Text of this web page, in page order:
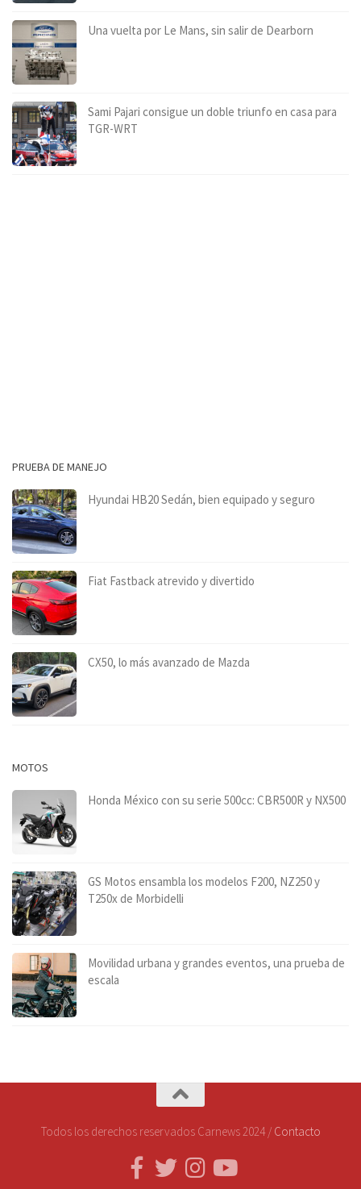
Una vuelta por Le Mans, sin salir de Dearborn
Sami Pajari consigue un doble triunfo en casa para
TGR-WRT
PRUEBA DE MANEJO
Hyundai HB20 Sedán, bien equipado y seguro
Fiat Fastback atrevido y divertido
CX50, lo más avanzado de Mazda
MOTOS
Honda México con su serie 500cc: CBR500R y NX500
GS Motos ensambla los modelos F200, NZ250 y
T250x de Morbidelli
Movilidad urbana y grandes eventos, una prueba de
escala
Todos los derechos reservados Carnews 2024 / Contacto